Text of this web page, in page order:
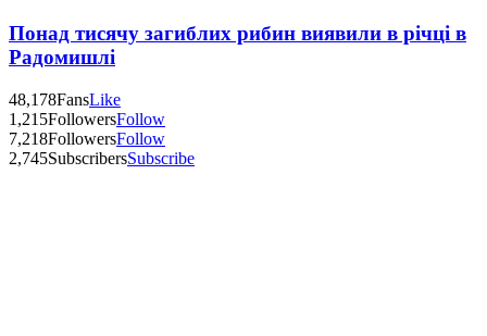
Понад тисячу загиблих рибин виявили в річці в
Радомишлі
48,178FansLike
1,215FollowersFollow
7,218FollowersFollow
2,745SubscribersSubscribe